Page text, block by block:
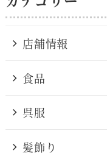
店舗情報
食品
呉服
髪飾り